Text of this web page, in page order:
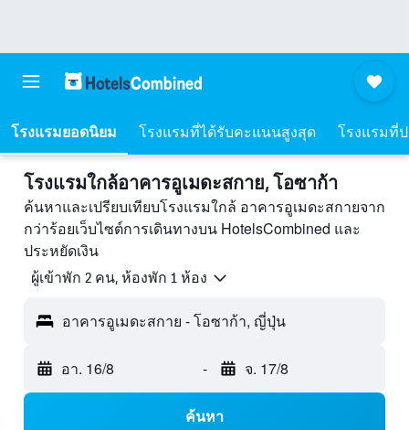
โรงแรมยอดนิยม โรงแรมที่ได้รับคะแนนสูงสุด โรงแรมที่
โรงแรมใกล้อาคารอูเมดะสกาย, โอซาก้า
ค้นหาและเปรียบเทียบโรงแรมใกล้ อาคารอูเมดะสกายจาก
กว่าร้อยเว็บไซต์การเดินทางบน HotelsCombined และ
ประหยัดเงิน
ผู้เข้าพัก 2 คน, ห้องพัก 1 ห้อง
อาคารอูเมดะสกาย - โอซาก้า, ญี่ปุ่น
อา. 16/8 - จ. 17/8
ค้นหา